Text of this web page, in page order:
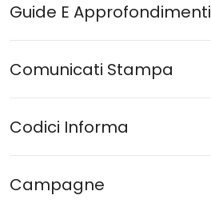
Guide E Approfondimenti
Comunicati Stampa
Codici Informa
Campagne